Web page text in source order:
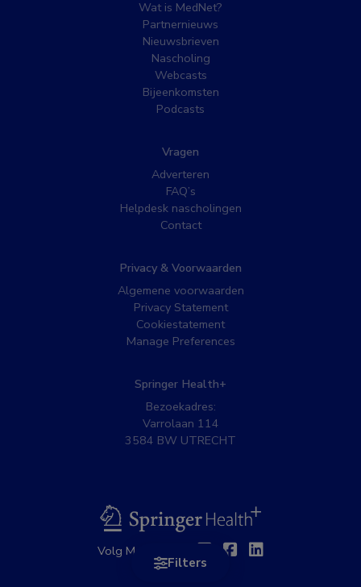
Filters
Wat is MedNet?
Partnernieuws
Nieuwsbrieven
Nascholing
Webcasts
Bijeenkomsten
Podcasts
Vragen
Adverteren
FAQ’s
Helpdesk nascholingen
Contact
Privacy & Voorwaarden
Algemene voorwaarden
Privacy Statement
Cookiestatement
Manage Preferences
Springer Health+
Bezoekadres:
Varrolaan 114
3584 BW UTRECHT
BSL
Volg MedNet op: TwitterFacebook
Linkedin